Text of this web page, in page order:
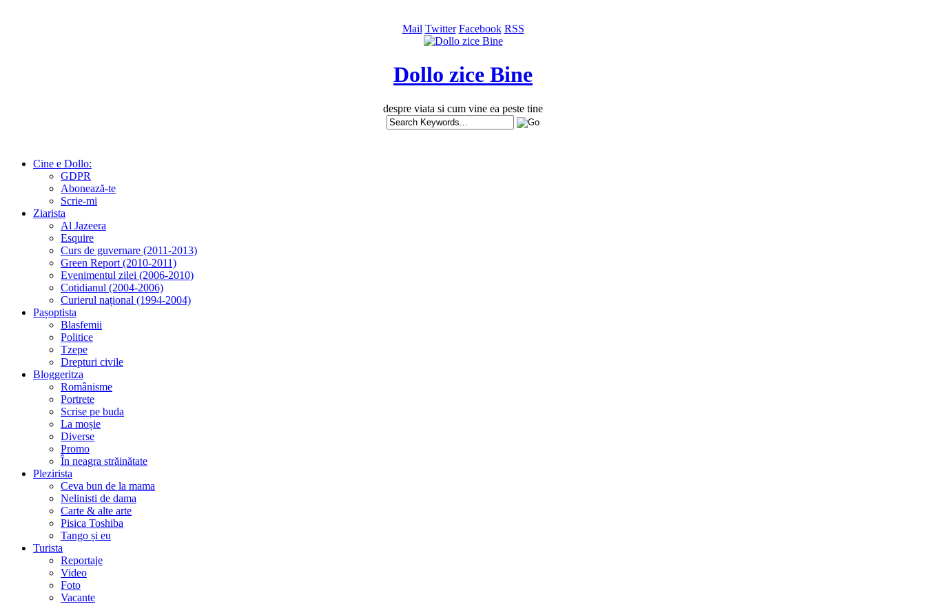
Mail Twitter Facebook RSS
Dollo zice Bine
despre viata si cum vine ea peste tine
Cine e Dollo:
GDPR
Abonează-te
Scrie-mi
Ziarista
Al Jazeera
Esquire
Curs de guvernare (2011-2013)
Green Report (2010-2011)
Evenimentul zilei (2006-2010)
Cotidianul (2004-2006)
Curierul național (1994-2004)
Pașoptista
Blasfemii
Politice
Tzepe
Drepturi civile
Bloggeritza
Românisme
Portrete
Scrise pe buda
La moșie
Diverse
Promo
În neagra străinătate
Plezirista
Ceva bun de la mama
Nelinisti de dama
Carte & alte arte
Pisica Toshiba
Tango și eu
Turista
Reportaje
Video
Foto
Vacante